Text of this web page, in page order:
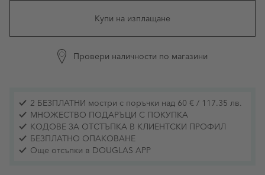
Купи на изплащане
Провери наличности по магазини
2 БЕЗПЛАТНИ мостри с поръчки над 60 € / 117.35 лв.
МНОЖЕСТВО ПОДАРЪЦИ С ПОКУПКА
КОДОВЕ ЗА ОТСТЪПКА В КЛИЕНТСКИ ПРОФИЛ
БЕЗПЛАТНО ОПАКОВАНЕ
Още отсъпки в DOUGLAS APP